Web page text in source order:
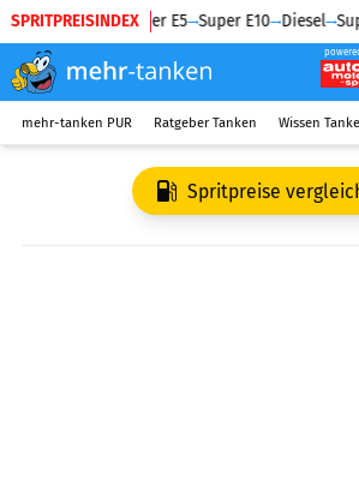
SPRITPREISINDEX
Diesel Super E5 Super E10 Diesel
mehr-tanken PUR Ratgeber Tanken Wissen
Spritpreise